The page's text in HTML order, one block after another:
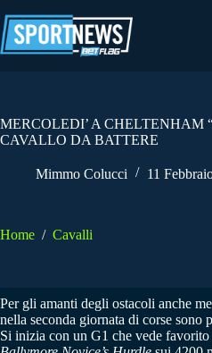
al
contenuto
MERCOLEDI’ A CHELTENHAM
CAVALLO DA BATTERE
Mimmo Colucci 11
Home / Cavalli
Per gli amanti degli ostacoli anche
nella seconda giornata di corse
Si inizia con un G1 che vede